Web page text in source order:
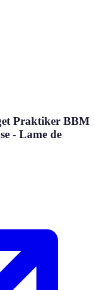
Praktiker BBM
- Lame de